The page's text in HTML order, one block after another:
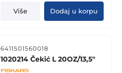
Više Dodaj u korpu
6411501560018
1020214 Čekić L 20OZ/13,5"